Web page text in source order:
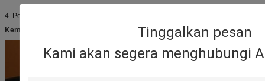
Tinggalkan pesan
Kami akan segera menghubungi
4. Pengiriman barang dikutip sesuai dengan permintaan anda.
Kemasan Kotak Kayu